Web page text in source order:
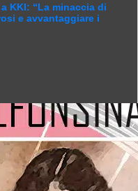
KKI: “La minaccia di
e avvantaggiare i